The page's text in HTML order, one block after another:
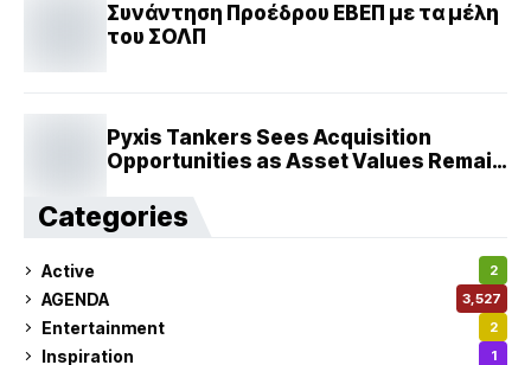
Συνάντηση Προέδρου ΕΒΕΠ με τα μέλη
του ΣΟΛΠ
Pyxis Tankers Sees Acquisition
Opportunities as Asset Values Remain
Categories
Active 2
AGENDA 3,527
Entertainment 2
Inspiration 1